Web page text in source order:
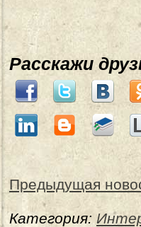
Расскажи
Предыдущая
Категория: